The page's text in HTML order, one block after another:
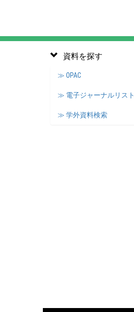
資料を探す
≫ OPAC
≫ 電子ジャーナルリスト
≫ 学外資料検索